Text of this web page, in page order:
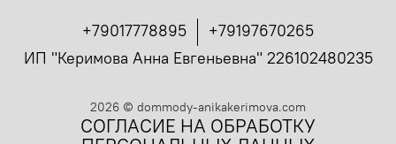
+79017778895
+79197670265
ИП "Керимова Анна Евгеньевна" 226102480235
2026 © dommody-anikakerimova.com
СОГЛАСИЕ НА ОБРАБОТКУ